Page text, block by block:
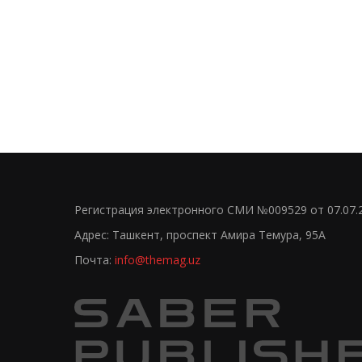
Регистрация электронного СМИ №009529 от
Адрес: Ташкент, проспект Амира Темура, 95А
Почта: info@themag.uz